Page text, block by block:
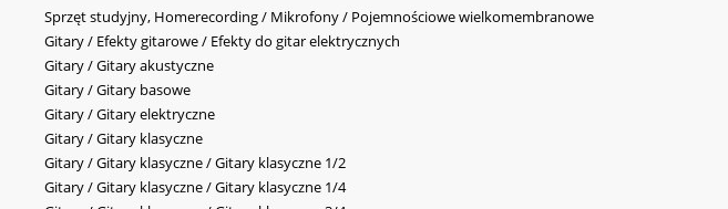
Sprzęt studyjny, Homerecording / Mikrofony / Pojemnościowe wielkomembranowe
Gitary / Efekty gitarowe / Efekty do gitar elektrycznych
Gitary / Gitary akustyczne
Gitary / Gitary basowe
Gitary / Gitary elektryczne
Gitary / Gitary klasyczne
Gitary / Gitary klasyczne / Gitary klasyczne 1/2
Gitary / Gitary klasyczne / Gitary klasyczne 1/4